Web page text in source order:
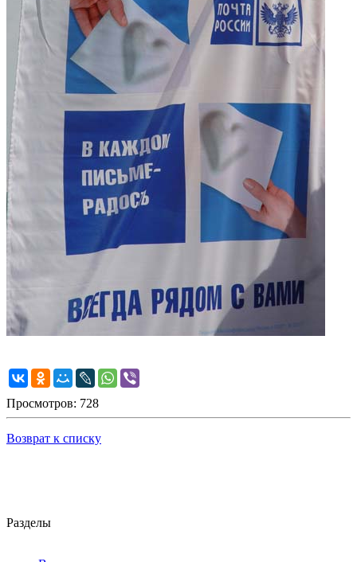
Просмотров: 728
Возврат к списку
Разделы